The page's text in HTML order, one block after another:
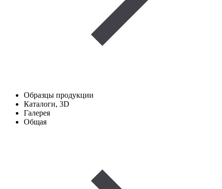
Образцы продукции
Каталоги, 3D
Галерея
Общая